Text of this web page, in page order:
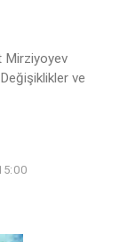
Mirziyoyev
ve